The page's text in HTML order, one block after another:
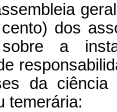
dos
a
da
temerária: